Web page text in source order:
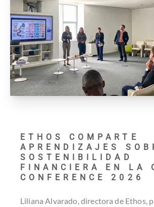
ETHOS COMPARTE
APRENDIZAJES
SOSTENIBILIDAD
FINANCIERA EN LA
CONFERENCE 2026
Liliana Alvarado, directora de Ethos,